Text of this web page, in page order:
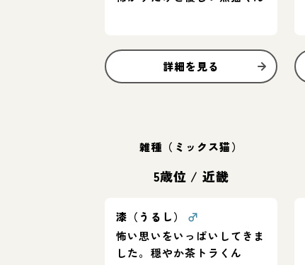
詳細を見る
雑種（ミックス猫）
5歳位 / 近畿
漆（うるし）
♂
怖い思いをいっぱいしてきま
した。穏やか茶トラくん